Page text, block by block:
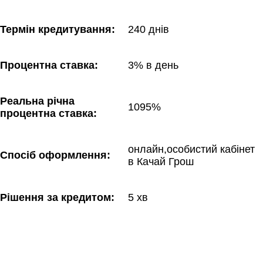
Термін кредитування: 240 днів
Процентна ставка: 3% в день
Реальна річна
процентна ставка:
1095%
Спосіб оформлення:
онлайн,особистий кабінет
в Качай Грош
Рішення за кредитом: 5 хв